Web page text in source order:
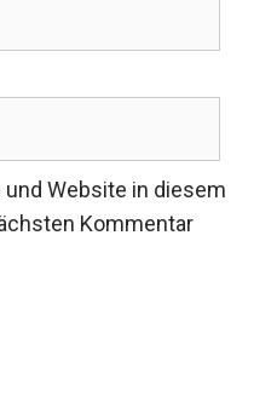
und Website in diesem
Kommentar